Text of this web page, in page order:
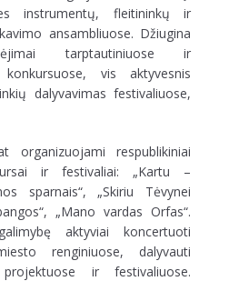
instrumentų, fleitininkų ir
ansambliuose. Džiugina
tarptautiniuose ir
konkursuose, vis aktyvesnis
dalyvavimas festivaliuose,
organizuojami respublikiniai
ir festivaliai: „Kartu –
sparnais“, „Skiriu Tėvynei
„Mano vardas Orfas“.
aktyviai koncertuoti
renginiuose, dalyvauti
ir festivaliuose.